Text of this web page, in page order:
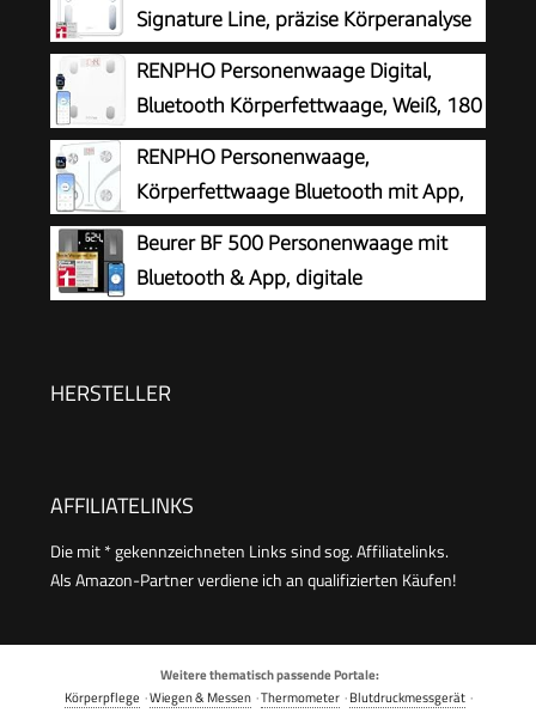
Signature Line, präzise Körperanalyse
für bis zu 10 Personen, mit extra
großem Invers-LCD-Display, Tragkraft bis 200 kg
RENPHO Personenwaage Digital,
Bluetooth Körperfettwaage, Weiß, 180
kg
RENPHO Personenwaage,
Körperfettwaage Bluetooth mit App,
Weiß
Beurer BF 500 Personenwaage mit
Bluetooth & App, digitale
Display, Datenübertragung zu Apple Health &
HERSTELLER
AFFILIATELINKS
Die mit * gekennzeichneten Links sind sog. Affiliatelinks.
Als Amazon-Partner verdiene ich an qualifizierten Käufen!
Weitere thematisch passende Portale:
Körperpflege ·Wiegen & Messen·Thermometer·Blutdruckmessgerät·